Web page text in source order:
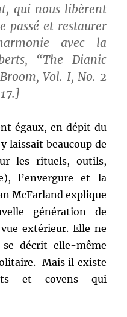
qui nous libèrent
passé et restaurer
avec la
“The Dianic
Vol. I, No. 2
égaux, en dépit du
laissait beaucoup de
les rituels, outils,
l’envergure et la
McFarland explique
génération de
extérieur. Elle ne
décrit elle-même
Mais il existe
et covens qui